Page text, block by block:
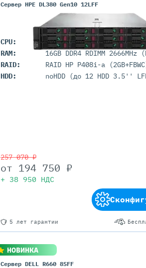
Сервер HPE DL380 Gen10 12LFF
CPU:
RAM:
RAID:
RAID HP P408i-a
HDD:
noHDD (до 12 HDD 3.5''
5 лет гарантии
257 070 ₽
от 194 750 ₽
+ 38 950 НДС
НОВИНКА
Сервер DELL R660 8SFF